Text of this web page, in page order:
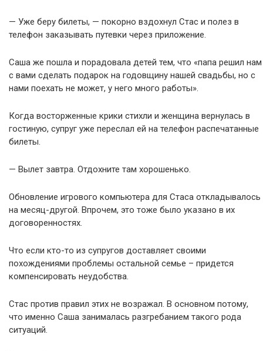
— Уже беру билеты, — покорно вздохнул Стас и полез в
телефон заказывать путевки через приложение.
Саша же пошла и порадовала детей тем, что «папа решил нам
с вами сделать подарок на годовщину нашей свадьбы, но с
нами поехать не может, у него много работы».
Когда восторженные крики стихли и женщина вернулась в
гостиную, супруг уже переслал ей на телефон распечатанные
билеты.
— Вылет завтра. Отдохните там хорошенько.
Обновление игрового компьютера для Стаса откладывалось
на месяц-другой. Впрочем, это тоже было указано в их
договоренностях.
Что если кто-то из супругов доставляет своими
похождениями проблемы остальной семье – придется
компенсировать неудобства.
Стас против правил этих не возражал. В основном потому,
что именно Саша занималась разгребанием такого рода
ситуаций.